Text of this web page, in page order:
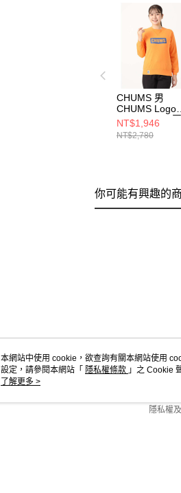
CHUMS 男
CHUMS Logo
Crew Top LP圓
套頭衫
CH001444D001
NT$1,946
NT$2,780
你可能有興趣的
關於
隱私權
本網站中使用 cookie，欲查詢有關本網站使用
設定，請參閱本網站「 隱私權條款 」之 Cookie
使用 cookie。
了解更多 >